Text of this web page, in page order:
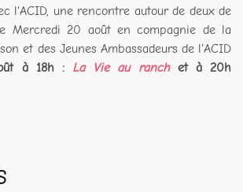
l'ACID, une rencontre autour de deux de
Mercredi 20 août en compagnie de la
et des Jeunes Ambassadeurs de l'ACID
à 18h : La Vie au ranchet à 20h